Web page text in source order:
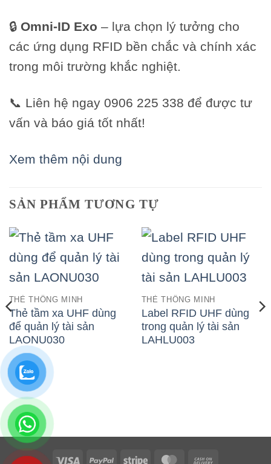
🔒 Omni-ID Exo – lựa chọn lý tưởng cho
các ứng dụng RFID bền chắc và chính xác
trong môi trường khắc nghiệt.
📞 Liên hệ ngay 0906 225 338 để được tư
vấn và báo giá tốt nhất!
Xem thêm nội dung
SẢN PHẨM TƯƠNG TỰ
THẺ THÔNG MINH
Thẻ tầm xa UHF dùng
để quản lý tài sản
LAONU030
THẺ THÔNG MINH
Label RFID UHF dùng
trong quản lý tài sản
LAHLU003
Visa PayPalStripe MasterCard